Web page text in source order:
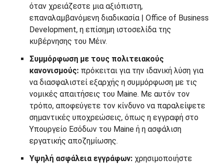
όταν χρειάζεστε μια αξιόπιστη,
επαναλαμβανόμενη διαδικασία | Office of Business
Development, η επίσημη ιστοσελίδα της
κυβέρνησης του Μέιν.
Συμμόρφωση με τους πολιτειακούς
κανονισμούς: πρόκειται για την ιδανική λύση για
να διασφαλιστεί εξαρχής η συμμόρφωση με τις
νομικές απαιτήσεις του Maine. Με αυτόν τον
τρόπο, αποφεύγετε τον κίνδυνο να παραλείψετε
σημαντικές υποχρεώσεις, όπως η εγγραφή στο
Υπουργείο Εσόδων του Maine ή η ασφάλιση
εργατικής αποζημίωσης.
Υψηλή ασφάλεια εγγράφων: χρησιμοποιήστε